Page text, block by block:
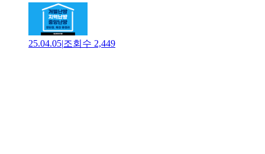
25.04.05|조회수 2,449